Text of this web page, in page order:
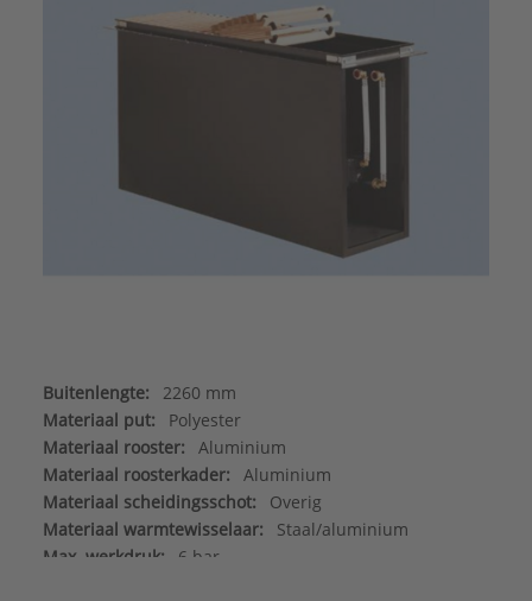
Buitenlengte:
2260 mm
Materiaal put:
Polyester
Materiaal rooster:
Aluminium
Materiaal roosterkader:
Aluminium
Materiaal scheidingsschot:
Overig
Materiaal warmtewisselaar:
Staal/aluminium
Max. werkdruk:
6 bar